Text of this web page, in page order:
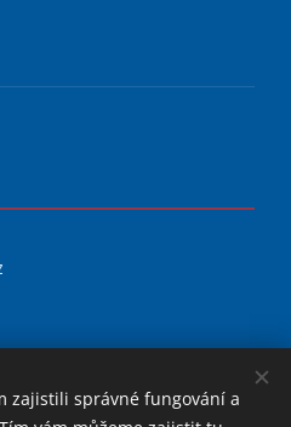
zajistili správné fungování a